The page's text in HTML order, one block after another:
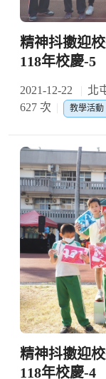
精神抖擻迎
118年校慶-5
2021-12-22 北
627 次
教學活動
精神抖擻迎
118年校慶-4